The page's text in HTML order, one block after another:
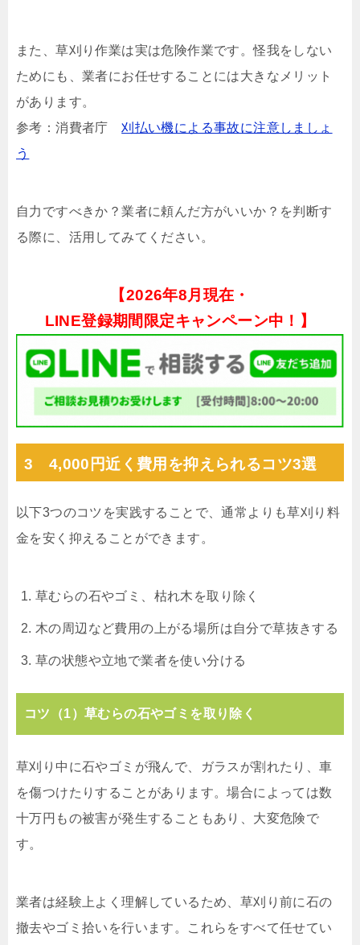
また、草刈り作業は実は危険作業です。怪我をしない
ためにも、業者にお任せすることには大きなメリット
があります。
参考：消費者庁刈払い機による事故に注意しましょ
う
自力ですべきか？業者に頼んだ方がいいか？を判断す
る際に、活用してみてください。
【2026年8月現在・
LINE登録期間限定キャンペーン中！】
3 4,000円近く費用を抑えられるコツ3選
以下3つのコツを実践することで、通常よりも草刈り料
金を安く抑えることができます。
草むらの石やゴミ、枯れ木を取り除く
木の周辺など費用の上がる場所は自分で草抜きする
草の状態や立地で業者を使い分ける
コツ（1）草むらの石やゴミを取り除く
草刈り中に石やゴミが飛んで、ガラスが割れたり、車
を傷つけたりすることがあります。場合によっては数
十万円もの被害が発生することもあり、大変危険で
す。
業者は経験上よく理解しているため、草刈り前に石の
撤去やゴミ拾いを行います。これらをすべて任せてい